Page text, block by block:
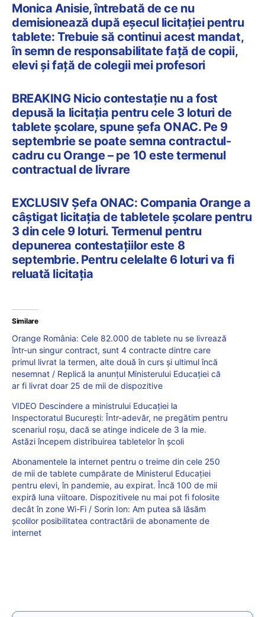
Monica Anisie, întrebată de ce nu
demisionează după eșecul licitației pentru
tablete: Trebuie să continui acest mandat,
în semn de responsabilitate față de copii,
elevi și față de colegii mei profesori
BREAKING Nicio contestație nu a fost
depusă la licitația pentru cele 3 loturi de
tablete școlare, spune șefa ONAC. Pe 9
septembrie se poate semna contractul-
cadru cu Orange – pe 10 este termenul
contractual de livrare
EXCLUSIV Șefa ONAC: Compania Orange a
câștigat licitația de tabletele școlare pentru
3 din cele 9 loturi. Termenul pentru
depunerea contestațiilor este 8
septembrie. Pentru celelalte 6 loturi va fi
reluată licitația
Similare
Orange România: Cele 82.000 de tablete nu se livrează
într-un singur contract, sunt 4 contracte dintre care
primul livrat la termen, alte două în curs și ultimul încă
nesemnat / Replică la anunțul Ministerului Educației că
ar fi livrat doar 25 de mii de dispozitive
VIDEO Descindere a ministrului Educației la
Inspectoratul București: Într-adevăr, ne pregătim pentru
scenariul roșu, dacă se atinge indicele de 3 la mie.
Astăzi începem distribuirea tabletelor în școli
Abonamentele la internet pentru o treime din cele 250
de mii de tablete cumpărate de Ministerul Educației
pentru elevi, în pandemie, au expirat. Încă 100 de mii
expiră luna viitoare. Dispozitivele nu mai pot fi folosite
decât în zone Wi-Fi / Sorin Ion: Am putea să lăsăm
școlilor posibilitatea contractării de abonamente de
internet